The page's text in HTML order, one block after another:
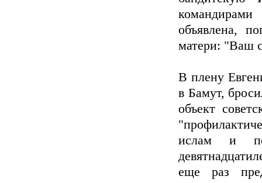
объявлена,
матери: "Ваш
В плену
в Бамут,
объект
ислам и
еще раз